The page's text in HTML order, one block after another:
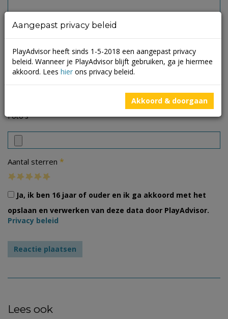
Foto's
Aantal sterren *
Ja, ik ben 16 jaar of ouder en ik ga akkoord met het
opslaan en verwerken van deze data door PlayAdvisor.
Privacy beleid
Lees ook
Aangepast privacy beleid
PlayAdvisor heeft sinds 1-5-2018 een aangepast privacy
beleid. Wanneer je PlayAdvisor blijft gebruiken, ga je hiermee
akkoord. Lees hier ons privacy beleid.
Akkoord & doorgaan